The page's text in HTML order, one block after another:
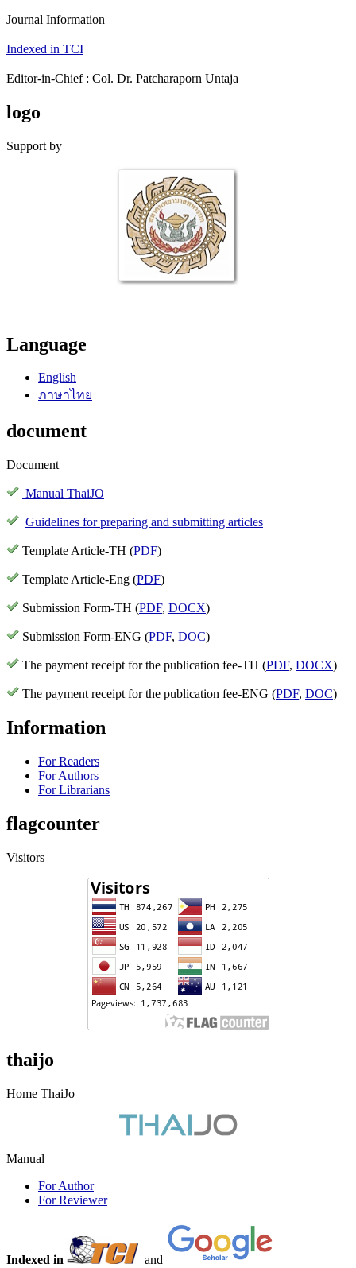
Journal Information
Indexed in TCI
Editor-in-Chief : Col. Dr. Patcharaporn Untaja
logo
Support by
Language
English
ภาษาไทย
document
Document
Manual ThaiJO
Guidelines for preparing and submitting articles
Template Article-TH (PDF)
Template Article-Eng (PDF)
Submission Form-TH (PDF, DOCX)
Submission Form-ENG (PDF, DOC)
The payment receipt for the publication fee-TH (PDF, DOCX)
The payment receipt for the publication fee-ENG (PDF, DOC)
Information
For Readers
For Authors
For Librarians
flagcounter
Visitors
thaijo
Home ThaiJo
Manual
For Author
For Reviewer
Indexed in and